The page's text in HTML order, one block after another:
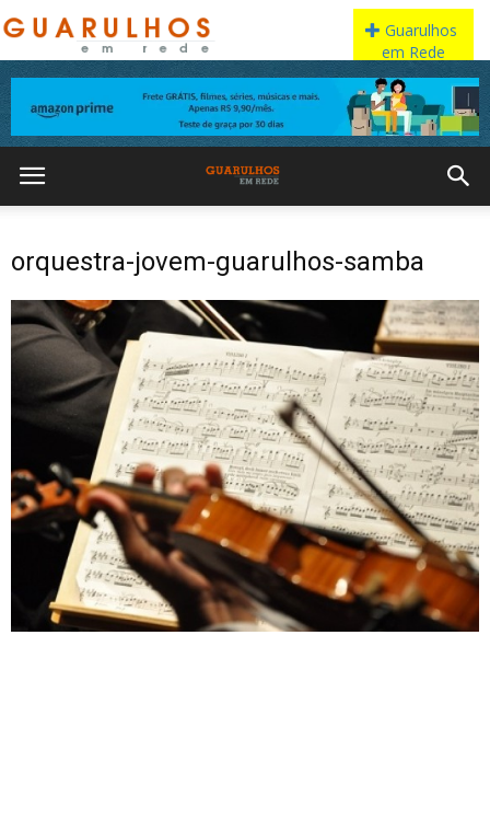
orquestra-jovem-guarulhos-samba